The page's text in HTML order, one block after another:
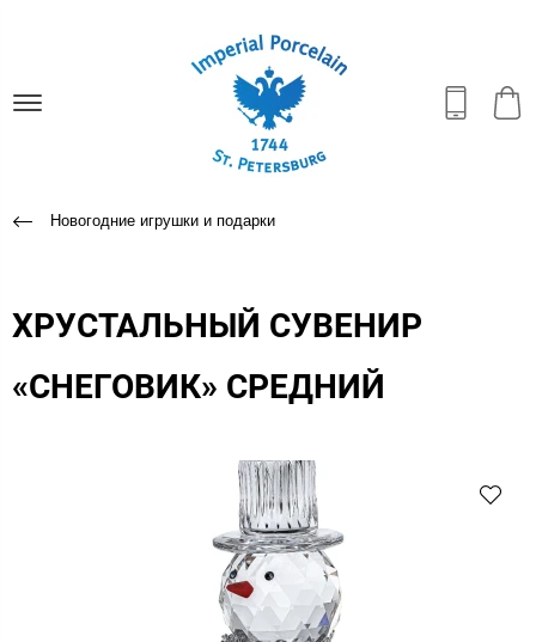
Новогодние игрушки и подарки
ХРУСТАЛЬНЫЙ СУВЕНИР
«СНЕГОВИК» СРЕДНИЙ